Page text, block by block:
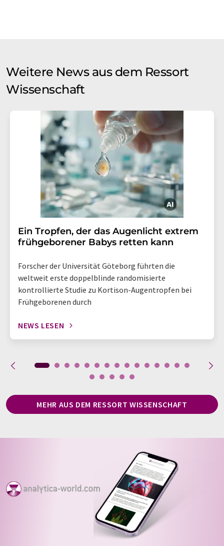
Weitere News aus dem Ressort
Wissenschaft
Ein Tropfen, der das Augenlicht extrem
frühgeborener Babys retten kann
Forscher der Universität Göteborg führten die
weltweit erste doppelblinde randomisierte
kontrollierte Studie zu Kortison-Augentropfen bei
Frühgeborenen durch
NEWS LESEN
MEHR AUS DEM RESSORT WISSENSCHAFT